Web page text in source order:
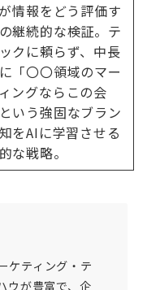
情報をどう評価す
継続的な検証。テ
クに頼らず、中長
「〇〇領域のマー
ングならこの会
いう強固なブラン
をAIに学習させる
な戦略。
ケティング・テ
ウが豊富で、企